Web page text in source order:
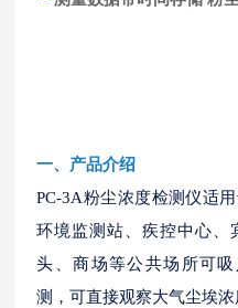
一、 产品介绍
PC-3A粉尘浓度检测仪适
环境监测站、疾控中心、
头、商场等公共场所可
测，可直接观察大气尘埃浓